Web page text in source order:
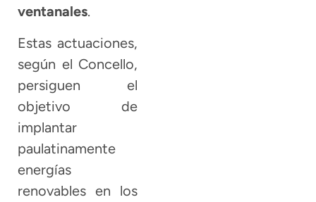
ventanales.
Estas actuaciones,
según el Concello,
persiguen el
objetivo de
implantar
paulatinamente
energías
renovables en los